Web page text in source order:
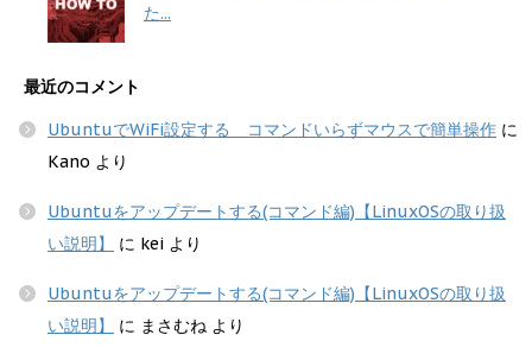
た...
最近のコメント
UbuntuでWiFi設定する コマンドいらずマウスで簡単操作 に
Kano より
Ubuntuをアップデートする(コマンド編)【LinuxOSの取り扱
い説明】
に kei より
Ubuntuをアップデートする(コマンド編)【LinuxOSの取り扱
い説明】
に まさむね より